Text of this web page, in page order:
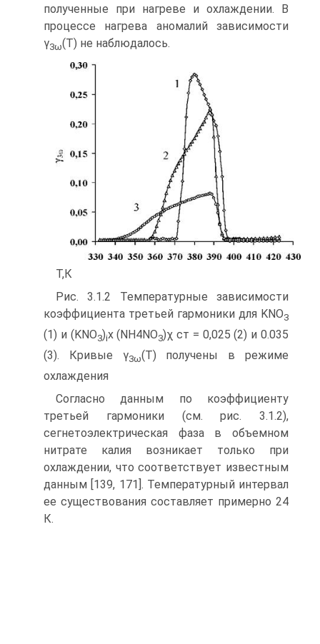
полученные при нагреве и охла­ждении. В
процессе нагрева аномалий зависимости
γ3ω(T) не наблюдалось.
Т,К
Рис. 3.1.2 Температурные зависимости
коэффициента третьей гармоники для KNO3
(1) и (KNO3)iх (NH4NO3)χ ст = 0,025 (2) и 0.035
(3). Кривые γ3ω(T) получены в режиме
охлаждения
Согласно данным по коэффициенту
третьей гармоники (см. рис. 3.1.2),
сегнетоэлектрическая фаза в объемном
нитрате калия возникает только при
охлаждении, что соответствует известным
данным [139, 171]. Температур­ный интервал
ее существования составляет примерно 24
К.